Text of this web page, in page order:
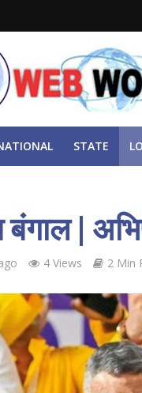
STATE
बंगाल |
4 Views 2 Min